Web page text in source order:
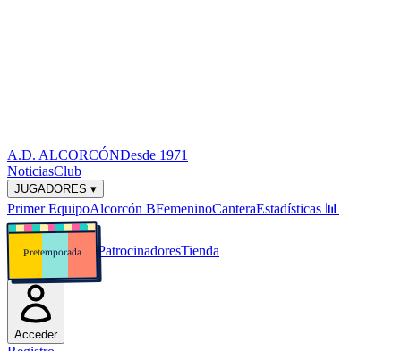
A.D. ALCORCÓNDesde 1971
NoticiasClub
JUGADORES ▾
Primer EquipoAlcorcón BFemeninoCanteraEstadísticas 📊
Pretemporada PatrocinadoresTienda
Acceder